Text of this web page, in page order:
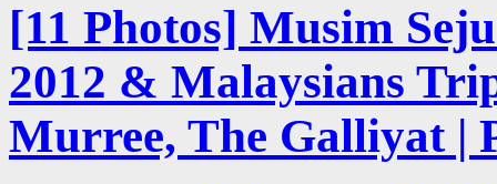
[11 Photos] Musim
2012 & Malaysians
Murree, The Galliyat |